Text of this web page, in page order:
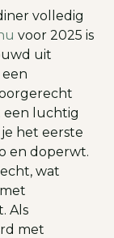
volledig
voor 2025 is
uit
een luchtig
het eerste
en doperwt.
wat
Als
met